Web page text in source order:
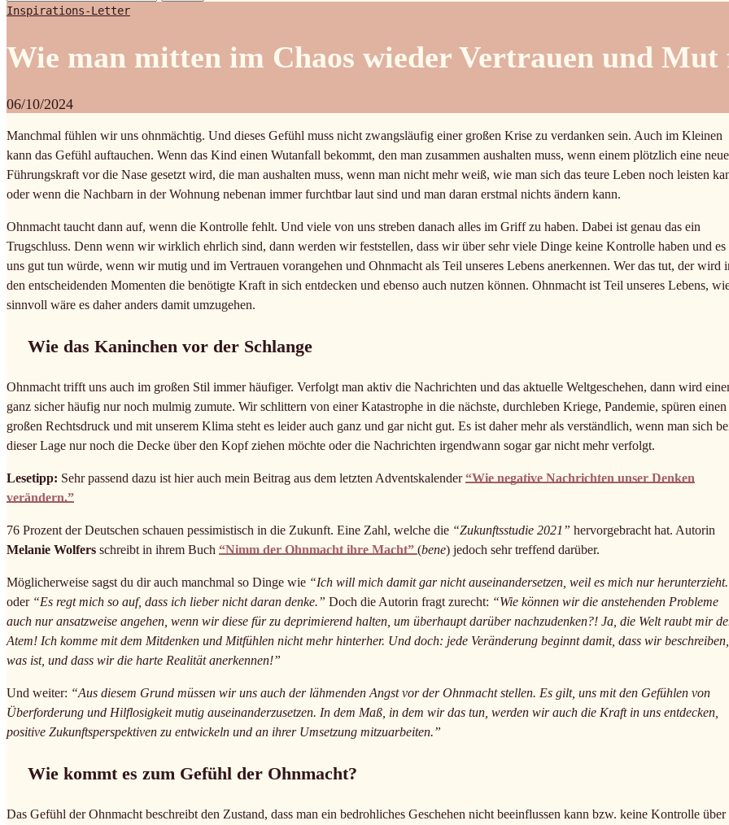
Inspirations-Letter
Wie man mitten im Chaos wieder Vertrauen und
06/10/2024
Manchmal fühlen wir uns ohnmächtig. Und dieses Gefühl muss nicht zwangsläufig einer großen Krise zu verdanken sein. Auch im Kleinen
kann das Gefühl auftauchen. Wenn das Kind einen Wutanfall bekommt, den man zusammen aushalten muss, wenn einem plötzlich eine neue
Führungskraft vor die Nase gesetzt wird, die man aushalten muss, wenn man nicht mehr weiß, wie man sich das teure Leben noch leisten
oder wenn die Nachbarn in der Wohnung nebenan immer furchtbar laut sind und man daran erstmal nichts ändern kann.
Ohnmacht taucht dann auf, wenn die Kontrolle fehlt. Und viele von uns streben danach alles im Griff zu haben. Dabei ist genau das ein
Trugschluss. Denn wenn wir wirklich ehrlich sind, dann werden wir feststellen, dass wir über sehr viele Dinge keine Kontrolle haben und es
uns gut tun würde, wenn wir mutig und im Vertrauen vorangehen und Ohnmacht als Teil unseres Lebens anerkennen. Wer das tut, der wird
den entscheidenden Momenten die benötigte Kraft in sich entdecken und ebenso auch nutzen können. Ohnmacht ist Teil unseres Lebens,
sinnvoll wäre es daher anders damit umzugehen.
Wie das Kaninchen vor der Schlange
Ohnmacht trifft uns auch im großen Stil immer häufiger. Verfolgt man aktiv die Nachrichten und das aktuelle Weltgeschehen, dann wird
ganz sicher häufig nur noch mulmig zumute. Wir schlittern von einer Katastrophe in die nächste, durchleben Kriege, Pandemie, spüren einen
großen Rechtsdruck und mit unserem Klima steht es leider auch ganz und gar nicht gut. Es ist daher mehr als verständlich, wenn man sich
dieser Lage nur noch die Decke über den Kopf ziehen möchte oder die Nachrichten irgendwann sogar gar nicht mehr verfolgt.
Lesetipp: Sehr passend dazu ist hier auch mein Beitrag aus dem letzten Adventskalender“Wie negative Nachrichten unser Denken
verändern.”
76 Prozent der Deutschen schauen pessimistisch in die Zukunft. Eine Zahl, welche die “Zukunftsstudie 2021” hervorgebracht hat. Autorin
Melanie Wolfers schreibt in ihrem Buch “Nimm der Ohnmacht ihre Macht” (bene) jedoch sehr treffend darüber.
Möglicherweise sagst du dir auch manchmal so Dinge wie “Ich will mich damit gar nicht auseinandersetzen, weil es mich nur
oder “Es regt mich so auf, dass ich lieber nicht daran denke.” Doch die Autorin fragt zurecht: “Wie können wir die anstehenden Probleme
auch nur ansatzweise angehen, wenn wir diese für zu deprimierend halten, um überhaupt darüber nachzudenken?! Ja, die Welt raubt mir
Atem! Ich komme mit dem Mitdenken und Mitfühlen nicht mehr hinterher. Und doch: jede Veränderung beginnt damit, dass wir beschreiben,
was ist, und dass wir die harte Realität anerkennen!”
Und weiter: “Aus diesem Grund müssen wir uns auch der lähmenden Angst vor der Ohnmacht stellen. Es gilt, uns mit den Gefühlen von
Überforderung und Hilflosigkeit mutig auseinanderzusetzen. In dem Maß, in dem wir das tun, werden wir auch die Kraft in uns entdecken,
positive Zukunftsperspektiven zu entwickeln und an ihrer Umsetzung mitzuarbeiten.”
Wie kommt es zum Gefühl der Ohnmacht?
Das Gefühl der Ohnmacht beschreibt den Zustand, dass man ein bedrohliches Geschehen nicht beeinflussen kann bzw. keine Kontrolle über